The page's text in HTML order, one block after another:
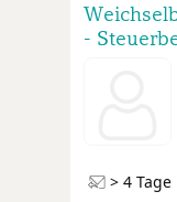
-
> 4 Tage